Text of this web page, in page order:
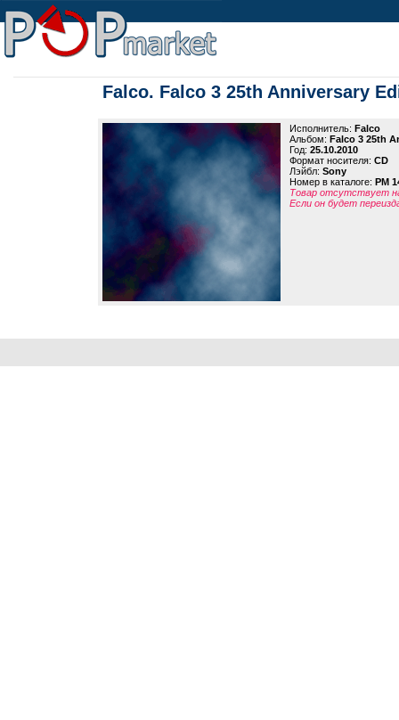
Falco. Falco 3 25th Anniversary
Исполнитель: Falco
Альбом: Falco 3 25th
Год: 25.10.2010
Формат носителя: CD
Лэйбл: Sony
Номер в каталоге: PM
Товар отсутствует
Если он будет